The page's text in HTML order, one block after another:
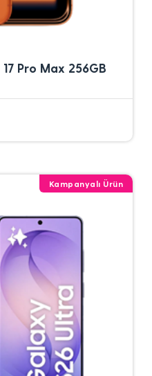
Pro Max 256GB
Kampanyalı Ürün